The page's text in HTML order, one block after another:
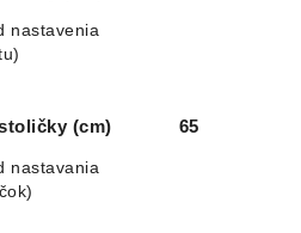
nastavenia
(cm)
nastavania
65